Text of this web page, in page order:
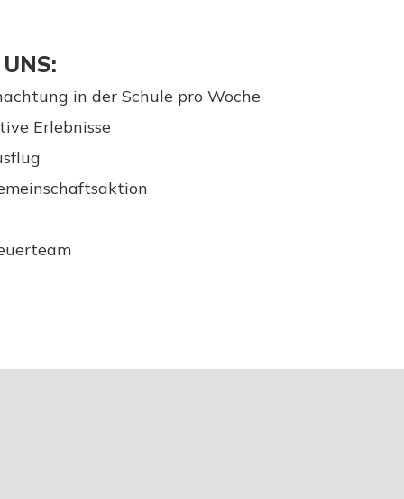
in der Schule pro Woche
Erlebnisse